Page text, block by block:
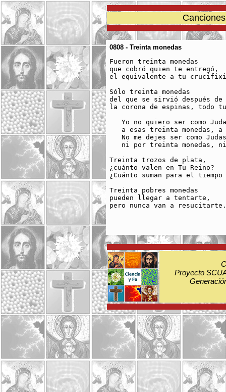
0808 - Treinta monedas
Fueron treinta monedas
que cobró quien te entregó,
el equivalente a tu
Sólo treinta monedas
del que se sirvió después
la corona de espinas, todo
Yo no quiero ser como
a esas treinta monedas,
No me dejes ser como
ni por treinta monedas,
Treinta trozos de plata,
¿cuánto valen en Tu Reino?
¿Cuánto suman para el
Treinta pobres monedas
pueden llegar a tentarte,
pero nunca van a resucitarte.
Proyecto